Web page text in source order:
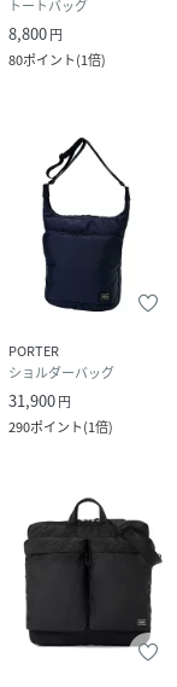
トートバッグ
8,800円
80ポイント(1倍)
PORTER
ショルダーバッグ
31,900円
290ポイント(1倍)